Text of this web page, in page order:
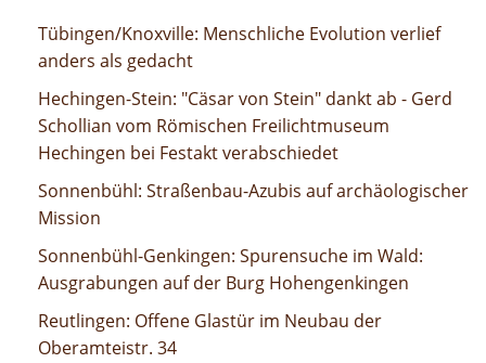
Menschliche Evolution verlief anders als gedacht
Tübingen/Knoxville: Menschliche Evolution verlief
anders als gedacht
"Cäsar von Stein" dankt ab - Gerd Schollian vom
Römischen Freilichtmuseum Hechingen bei Festakt
verabschiedet
Hechingen-Stein: "Cäsar von Stein" dankt ab - Gerd
Schollian vom Römischen Freilichtmuseum
Hechingen bei Festakt verabschiedet
Straßenbau-Azubis auf archäologischer Mission
Sonnenbühl: Straßenbau-Azubis auf archäologischer
Mission
Spurensuche im Wald: Ausgrabungen auf der Burg
Hohengenkingen
Sonnenbühl-Genkingen: Spurensuche im Wald:
Ausgrabungen auf der Burg Hohengenkingen
Offene Glastür im Neubau der Oberamteistr. 34
Reutlingen: Offene Glastür im Neubau der
Oberamteistr. 34